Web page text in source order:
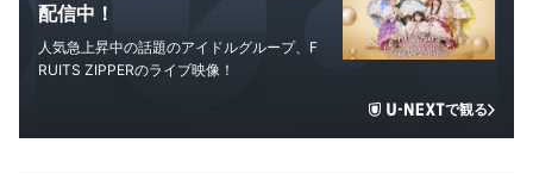
配信中！
人気急上昇中の話題のアイドルグループ、F
RUITS ZIPPERのライブ映像！
で観る